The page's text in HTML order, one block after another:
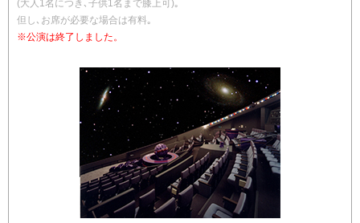
(大人1名につき､子供1名まで膝上可)｡
但し､お席が必要な場合は有料｡
※公演は終了しました。